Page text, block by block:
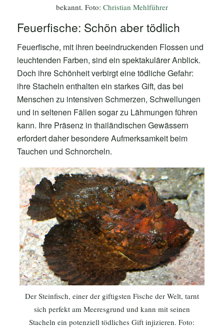
bekannt. Foto: Christian Mehlführer
Feuerfische: Schön aber tödlich
Feuerfische, mit ihren beeindruckenden Flossen und
leuchtenden Farben, sind ein spektakulärer Anblick.
Doch ihre Schönheit verbirgt eine tödliche Gefahr:
ihre Stacheln enthalten ein starkes Gift, das bei
Menschen zu intensiven Schmerzen, Schwellungen
und in seltenen Fällen sogar zu Lähmungen führen
kann. Ihre Präsenz in thailändischen Gewässern
erfordert daher besondere Aufmerksamkeit beim
Tauchen und Schnorcheln.
Der Steinfisch, einer der giftigsten Fische der Welt, tarnt
sich perfekt am Meeresgrund und kann mit seinen
Stacheln ein potenziell tödliches Gift injizieren. Foto: